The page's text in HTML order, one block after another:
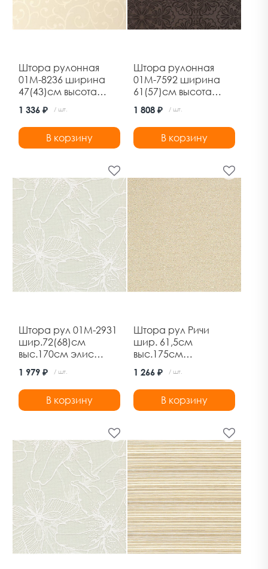
Штора рулонная
01М-8236 ширина
47(43)см высота
170см кремовый
Дельфа
1 336 ₽ / шт.
В корзину
Штора рулонная
01М-7592 ширина
61(57)см высота
170см шоколад
Дельфа
1 808 ₽ / шт.
В корзину
Штора рул 01М-2931
шир.72(68)см
выс.170см элис
1 979 ₽ / шт.
В корзину
Штора рул Ричи
шир. 61,5см
выс.175см
1 266 ₽ / шт.
В корзину